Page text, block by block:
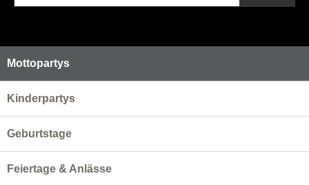
Mottopartys
Kinderpartys
Geburtstage
Feiertage & Anlässe